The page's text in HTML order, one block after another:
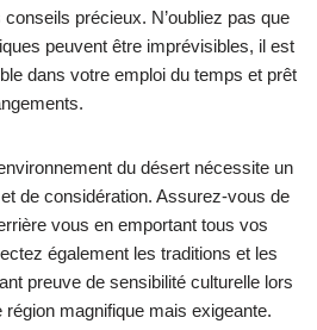
précieux. N’oubliez pas que
peuvent être imprévisibles, il est
dans votre emploi du temps et prêt
du désert nécessite un
de considération. Assurez-vous de
vous en emportant tous vos
également les traditions et les
preuve de sensibilité culturelle lors
magnifique mais exigeante.